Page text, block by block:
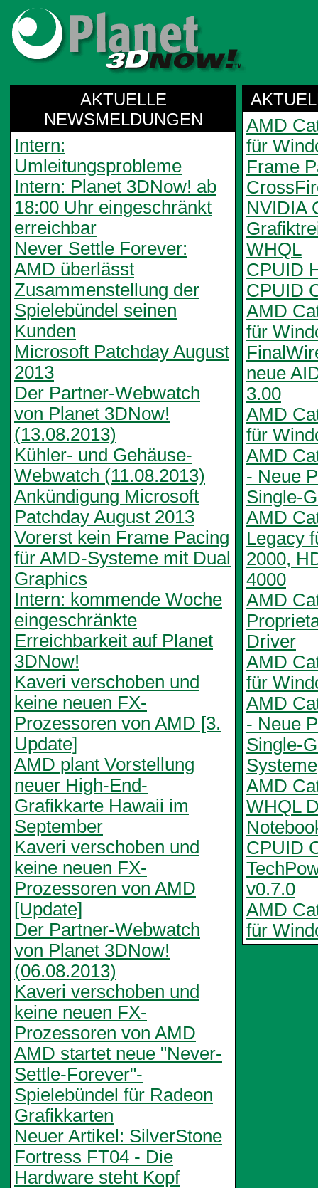
AKTUELLE
NEWSMELDUNGEN
Intern:
Umleitungsprobleme
Intern: Planet 3DNow! ab
18:00 Uhr eingeschränkt
erreichbar
Never Settle Forever:
AMD überlässt
Zusammenstellung der
Spielebündel seinen
Kunden
Microsoft Patchday August
2013
Der Partner-Webwatch
von Planet 3DNow!
(13.08.2013)
Kühler- und Gehäuse-
Webwatch (11.08.2013)
Ankündigung Microsoft
Patchday August 2013
Vorerst kein Frame Pacing
für AMD-Systeme mit Dual
Graphics
Intern: kommende Woche
eingeschränkte
Erreichbarkeit auf Planet
3DNow!
Kaveri verschoben und
keine neuen FX-
Prozessoren von AMD [3.
Update]
AMD plant Vorstellung
neuer High-End-
Grafikkarte Hawaii im
September
Kaveri verschoben und
keine neuen FX-
Prozessoren von AMD
[Update]
Der Partner-Webwatch
von Planet 3DNow!
(06.08.2013)
Kaveri verschoben und
keine neuen FX-
Prozessoren von AMD
AMD startet neue "Never-
Settle-Forever"-
Spielebündel für Radeon
Grafikkarten
Neuer Artikel: SilverStone
Fortress FT04 - Die
Hardware steht Kopf
AMD
für
Frame
NVIDIA
WHQL
CPUID
CPUID
AMD
für
neue
3.00
AMD
für
AMD
- Neue
Single-
AMD
Legacy
2000,
4000
AMD
Driver
AMD
für
AMD
- Neue
Single-
Systeme
AMD
WHQL
CPUID
v0.7.0
AMD
für